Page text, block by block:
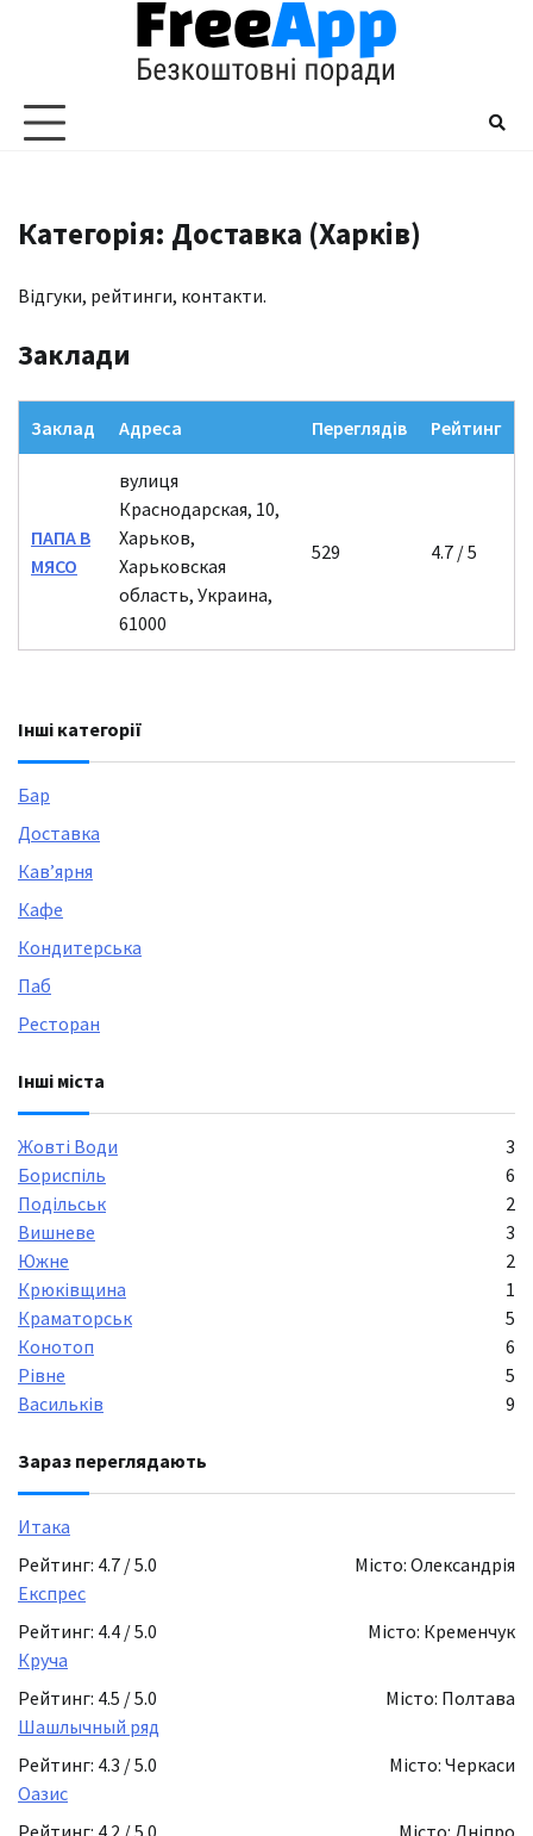
Категорія: Доставка (Харків)
Відгуки, рейтинги, контакти.
Заклади
Заклад Адреса Переглядів Рейтинг
ПАПА В
МЯСО
вулиця
Краснодарская, 10,
Харьков,
Харьковская
область, Украина,
61000
529 4.7 / 5
Інші категорії
Бар
Доставка
Кавʼярня
Кафе
Кондитерська
Паб
Ресторан
Інші міста
Жовті Води
3
Бориспіль
6
Подільськ
2
Вишневе
3
Южне
2
Крюківщина
1
Краматорськ
5
Конотоп
6
Рівне
5
Васильків
9
Зараз переглядають
Итака
Рейтинг: 4.7 / 5.0
Місто: Олександрія
Експрес
Рейтинг: 4.4 / 5.0
Місто: Кременчук
Круча
Рейтинг: 4.5 / 5.0
Місто: Полтава
Шашлычный ряд
Рейтинг: 4.3 / 5.0
Місто: Черкаси
Оазис
Рейтинг: 4.2 / 5.0
Місто: Дніпро